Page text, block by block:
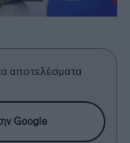
αποτελέσματα
Google